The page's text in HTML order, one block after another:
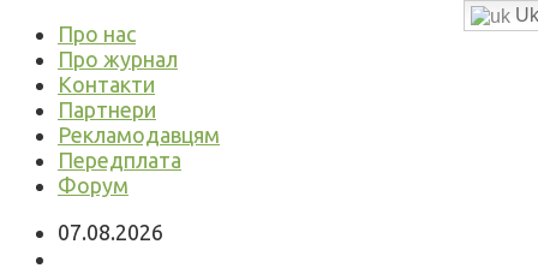
Про нас
Про журнал
Контакти
Партнери
Рекламодавцям
Передплата
Форум
07.08.2026